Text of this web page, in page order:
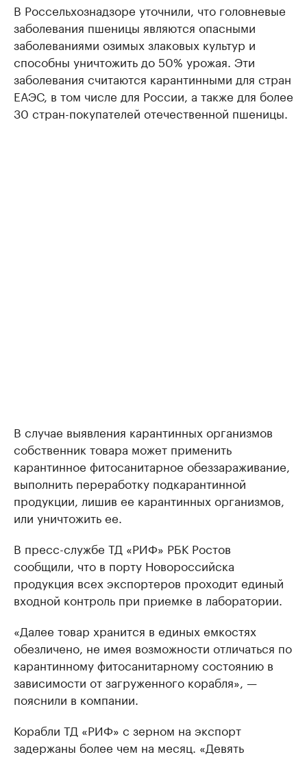
В Россельхознадзоре уточнили, что головневые
заболевания пшеницы являются опасными
заболеваниями озимых злаковых культур и
способны уничтожить до 50% урожая. Эти
заболевания считаются карантинными для стран
ЕАЭС, в том числе для России, а также для более
30 стран-покупателей отечественной пшеницы.
В случае выявления карантинных организмов
собственник товара может применить
карантинное фитосанитарное обеззараживание,
выполнить переработку подкарантинной
продукции, лишив ее карантинных организмов,
или уничтожить ее.
В пресс-службе ТД «РИФ» РБК Ростов
сообщили, что в порту Новороссийска
продукция всех экспортеров проходит единый
входной контроль при приемке в лаборатории.
«Далее товар хранится в единых емкостях
обезличено, не имея возможности отличаться по
карантинному фитосанитарному состоянию в
зависимости от загруженного корабля», —
пояснили в компании.
Корабли ТД «РИФ» с зерном на экспорт
задержаны более чем на месяц. «Девять